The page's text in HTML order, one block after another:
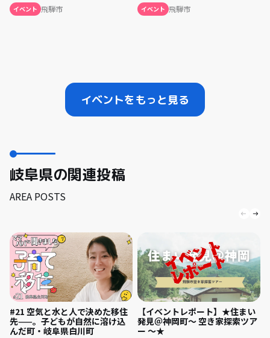
イベント 飛騨市 イベント 飛騨市
イベントをもっと見る
岐阜県の関連投稿
AREA POSTS
#21 空気と水と人で決めた移住
先——。子どもが自然に溶け込
んだ町・岐阜県白川町
【イベントレポート】★住まい
発見＠神岡町～ 空き家探索ツア
ー ～★